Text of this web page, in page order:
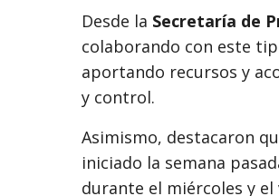
Desde la Secretaría de
colaborando con este
aportando recursos y
y control.
Asimismo, destacaron
iniciado la semana
durante el miércoles y